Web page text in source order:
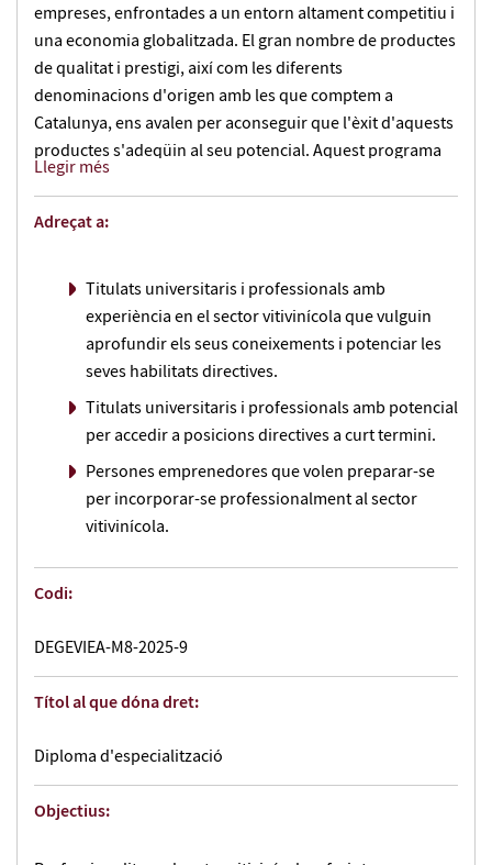
empreses, enfrontades a un entorn altament competitiu i
una economia globalitzada. El gran nombre de productes
de qualitat i prestigi, així com les diferents
denominacions d'origen amb les que comptem a
Catalunya, ens avalen per aconseguir que l'èxit d'aquests
productes s'adeqüin al seu potencial. Aquest programa
pretén donar resposta a aquesta necessitat, tant pel que
del producte que vertebra aquestes empreses
Llegir més
Adreçat a:
Titulats universitaris i professionals amb
experiència en el sector vitivinícola que vulguin
aprofundir els seus coneixements i potenciar les
seves habilitats directives.
Titulats universitaris i professionals amb potencial
per accedir a posicions directives a curt termini.
Persones emprenedores que volen preparar-se
per incorporar-se professionalment al sector
vitivinícola.
Codi:
DEGEVIEA-M8-2025-9
Títol al que dóna dret:
Diploma d'especialització
Objectius: